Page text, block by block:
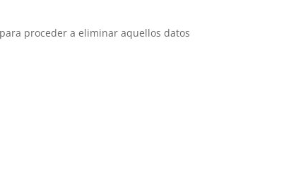
proceder a eliminar aquellos datos